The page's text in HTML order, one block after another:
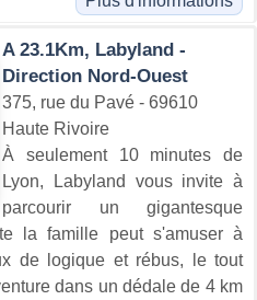
A 23.1Km, Labyland -
Direction Nord-Ouest
375, rue du Pavé - 69610
Haute Rivoire
À seulement 10 minutes de
Lyon, Labyland vous invite à
parcourir un gigantesque
la famille peut s'amuser à
de logique et rébus, le tout
dans un dédale de 4 km